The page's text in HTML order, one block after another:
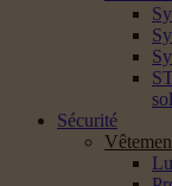
Sécurité